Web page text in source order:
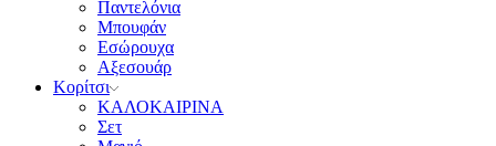
Παντελόνια
Μπουφάν
Εσώρουχα
Αξεσουάρ
Κορίτσι
ΚΑΛΟΚΑΙΡΙΝΑ
Σετ